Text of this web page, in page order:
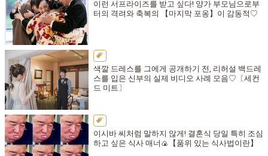
이런 서프라이즈를 받고 싶다! 양가 부모님으로부
터의 격려와 축복의 【마지막 포옹】이 감동적♡
색깔 드레스를 그에게 공개하기 전, 리허설 백드레
스를 입은 신부의 실제 비디오 사례 모음♡〔세컨
드 미트〕
이시바 씨처럼 말하지 않게! 결혼식 당일 특히 조심
하고 싶은 식사 매너🍙【품위 있는 식사법이란】